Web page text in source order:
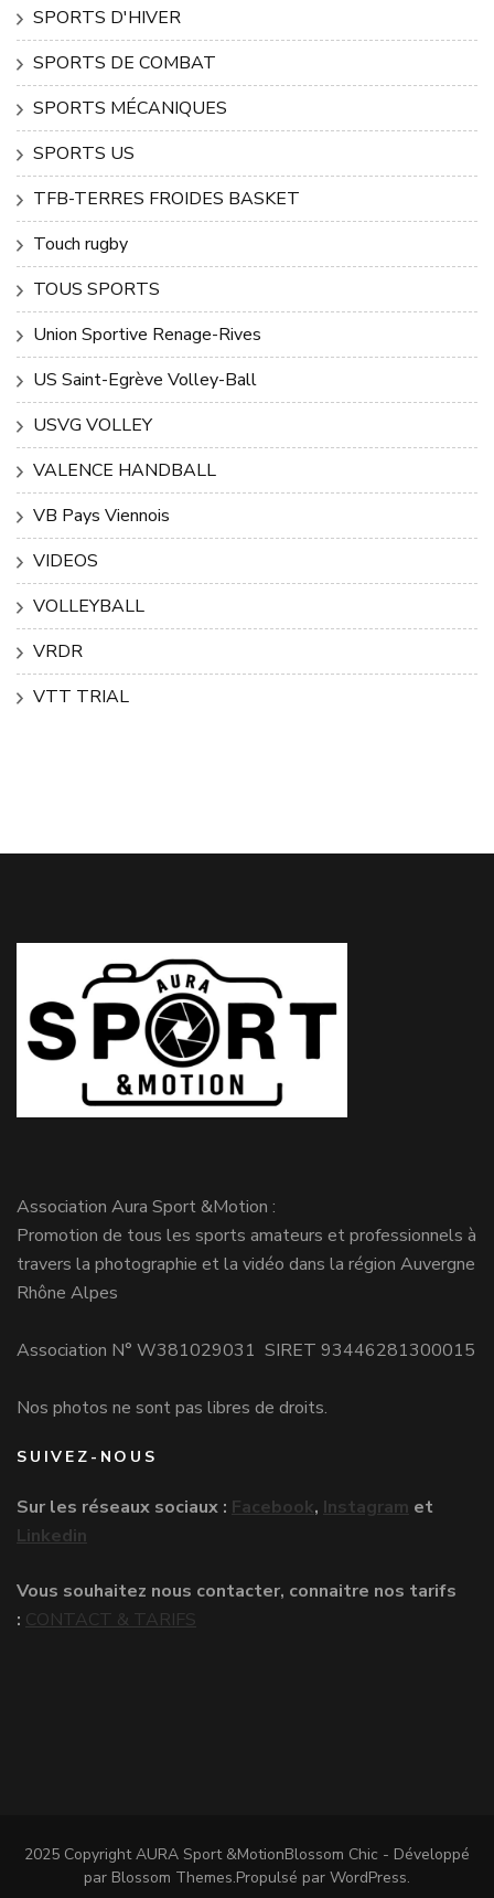
SPORTS D'HIVER
SPORTS DE COMBAT
SPORTS MÉCANIQUES
SPORTS US
TFB-TERRES FROIDES BASKET
Touch rugby
TOUS SPORTS
Union Sportive Renage-Rives
US Saint-Egrève Volley-Ball
USVG VOLLEY
VALENCE HANDBALL
VB Pays Viennois
VIDEOS
VOLLEYBALL
VRDR
VTT TRIAL
Association Aura Sport &Motion :
Promotion de tous les sports amateurs et professionnels à
travers la photographie et la vidéo dans la région Auvergne
Rhône Alpes
Association N° W381029031 SIRET 93446281300015
Nos photos ne sont pas libres de droits.
SUIVEZ-NOUS
Sur les réseaux sociaux : Facebook, Instagram et
Linkedin
Vous souhaitez nous contacter, connaitre nos tarifs
: CONTACT & TARIFS
2025 Copyright AURA Sport &MotionBlossom Chic - Développé
par Blossom Themes.Propulsé par WordPress.